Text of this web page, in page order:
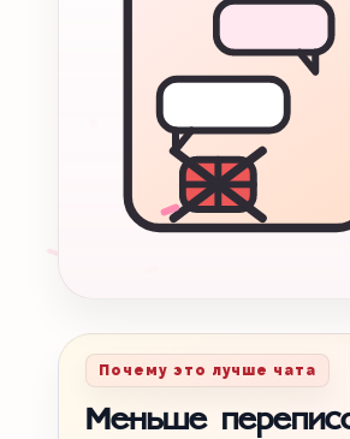
Почему это лучше чата
Меньше